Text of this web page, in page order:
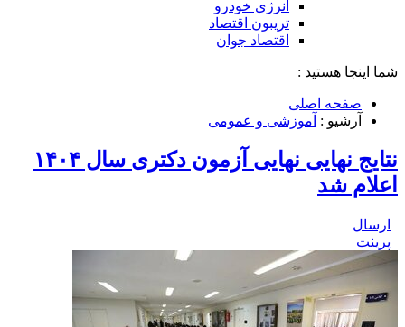
انرژی خودرو
تریبون اقتصاد
اقتصاد جوان
شما اینجا هستید :
صفحه اصلی
آرشیو : آموزشی و عمومی
نتایج نهایی نهایی آزمون دکتری سال ۱۴۰۴
اعلام شد
ارسال
پرینت